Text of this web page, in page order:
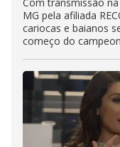
MG pela afiliada
cariocas e baianos
começo do